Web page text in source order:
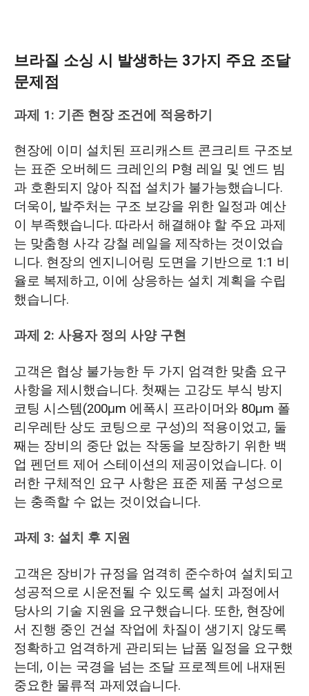
브라질 소싱 시 발생하는 3가지 주요 조달
문제점
과제 1: 기존 현장 조건에 적응하기
현장에 이미 설치된 프리캐스트 콘크리트 구조보
는 표준 오버헤드 크레인의 P형 레일 및 엔드 빔
과 호환되지 않아 직접 설치가 불가능했습니다.
더욱이, 발주처는 구조 보강을 위한 일정과 예산
이 부족했습니다. 따라서 해결해야 할 주요 과제
는 맞춤형 사각 강철 레일을 제작하는 것이었습
니다. 현장의 엔지니어링 도면을 기반으로 1:1 비
율로 복제하고, 이에 상응하는 설치 계획을 수립
했습니다.
과제 2: 사용자 정의 사양 구현
고객은 협상 불가능한 두 가지 엄격한 맞춤 요구
사항을 제시했습니다. 첫째는 고강도 부식 방지
코팅 시스템(200μm 에폭시 프라이머와 80μm 폴
리우레탄 상도 코팅으로 구성)의 적용이었고, 둘
째는 장비의 중단 없는 작동을 보장하기 위한 백
업 펜던트 제어 스테이션의 제공이었습니다. 이
러한 구체적인 요구 사항은 표준 제품 구성으로
는 충족할 수 없는 것이었습니다.
과제 3: 설치 후 지원
고객은 장비가 규정을 엄격히 준수하여 설치되고
성공적으로 시운전될 수 있도록 설치 과정에서
당사의 기술 지원을 요구했습니다. 또한, 현장에
서 진행 중인 건설 작업에 차질이 생기지 않도록
정확하고 엄격하게 관리되는 납품 일정을 요구했
는데, 이는 국경을 넘는 조달 프로젝트에 내재된
중요한 물류적 과제였습니다.